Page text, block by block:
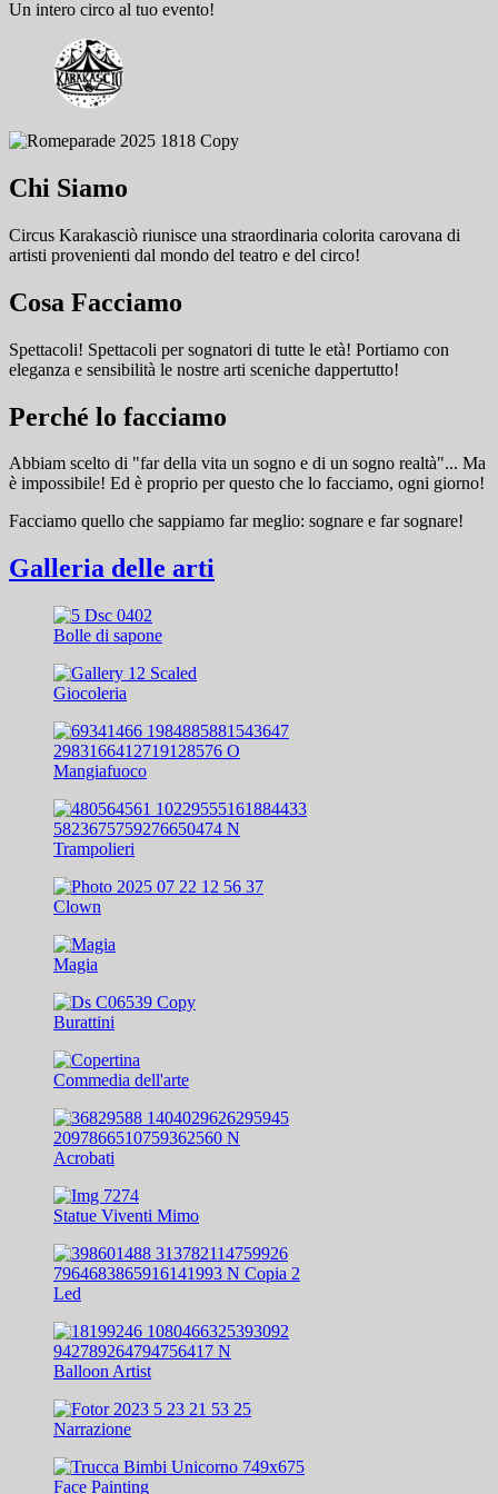
Un intero circo al tuo evento!
Chi Siamo
Circus Karakasciò riunisce una straordinaria colorita carovana di
artisti provenienti dal mondo del teatro e del circo!
Cosa Facciamo
Spettacoli! Spettacoli per sognatori di tutte le età! Portiamo con
eleganza e sensibilità le nostre arti sceniche dappertutto!
Perché lo facciamo
Abbiam scelto di "far della vita un sogno e di un sogno realtà"... Ma
è impossibile! Ed è proprio per questo che lo facciamo, ogni giorno!
Facciamo quello che sappiamo far meglio: sognare e far sognare!
Galleria delle arti
Bolle di sapone
Giocoleria
Mangiafuoco
Trampolieri
Clown
Magia
Burattini
Commedia dell'arte
Acrobati
Statue Viventi Mimo
Led
Balloon Artist
Narrazione
Face Painting